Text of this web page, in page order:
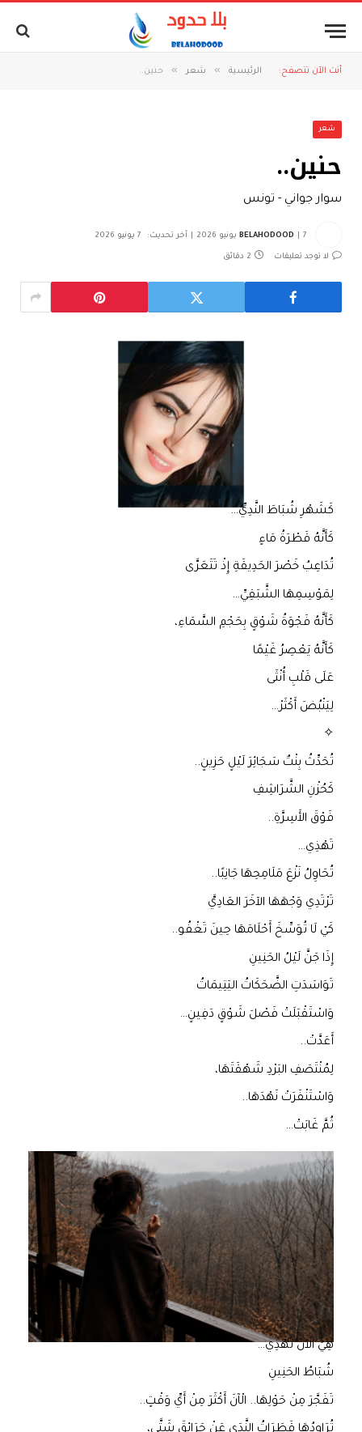
أنت الآن تتصفح: الرئيسية » شعر » حنين..
شعر
حنين..
سوار جواني - تونس
BELAHODOOD 7 يونيو 2026 آخر تحديث: 7 يونيو 2026
لا توجد تعليقات 2 دقائق
كَشَهْرِ شُبَاطَ النَّدِيِّ…
كَأَنَّهُ قَطْرَةُ مَاءٍ
تُدَاعِبُ خَصْرَ الحَدِيقَةِ إِذْ تَتَعَرَّى
لِمَوْسِمِهَا الشَّبَقِيِّ…
كَأَنَّهُ فَجْوَةُ شَوْقٍ بِحَجْمِ السَّمَاءِ،
كَأَنَّهُ يَعْصِرُ غَيْمًا
عَلَى قَلْبِ أُنْثَى
لِيَنْبُضَ أَكْثَرْ…
✧
تُحَدِّثُ بِنْتٌ سَجَائِرَ لَيْلٍ حَزِينٍ..
كَحُزْنِ الشَّرَاشِفِ
فَوْقَ الأَسِرَّةِ..
تَهْذِي…
تُحَاوِلُ نَزْعَ مَلَامِحِهَا جَانِبًا..
تَرْتَدِي وَجْهَهَا الآخَرَ العَادِيَّ
كَيْ لَا تُوَسِّخَ أَحْلَامَهَا حِينَ تَغْفُو..
إِذَا جَنَّ لَيْلُ الحَنِينِ
تَوَاسَدَتِ الضَّحَكَاتُ اليَتِيمَاتُ
وَاسْتَقْبَلَتْ فَصْلَ شَوْقٍ دَفِينٍ…
أَعَدَّتْ..
لِمُنْتَصَفِ البَرْدِ شَهْقَتَهَا،
وَاسْتَنْفَرَتْ نَهْدَهَا..
ثُمَّ غَابَتْ…
هِيَ الآنَ تَهْذِي…
شُبَاطُ الحَنِينِ
تَفَجَّرَ مِنْ حَوْلِهَا.. الْآنَ أَكْثَرَ مِنْ أَيِّ وَقْتٍ..